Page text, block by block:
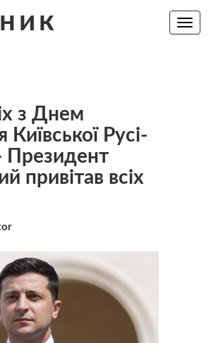
Toggle
з Днем
Русі-
Президент
привітав всіх